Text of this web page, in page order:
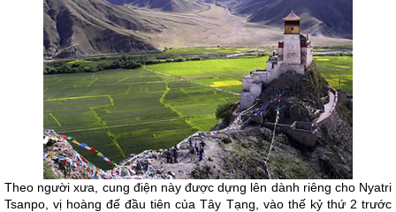
Theo người xưa, cung điện này được dựng lên dành riêng cho Nyatri
Tsanpo, vị hoàng đế đầu tiên của Tây Tạng, vào thế kỷ thứ 2 trước